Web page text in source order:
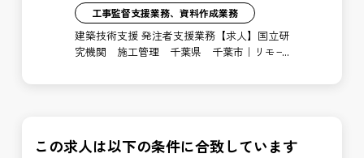
工事監督支援業務、資料作成業務
建築技術支援 発注者支援業務【求人】国立研
究機関 施工管理 千葉県 千葉市｜リモー
この求人は以下の条件に合致しています